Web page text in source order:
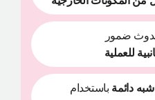
ضمور
للعملية
دائمة باستخدام